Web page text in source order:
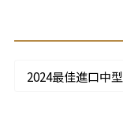
2024最佳進口中